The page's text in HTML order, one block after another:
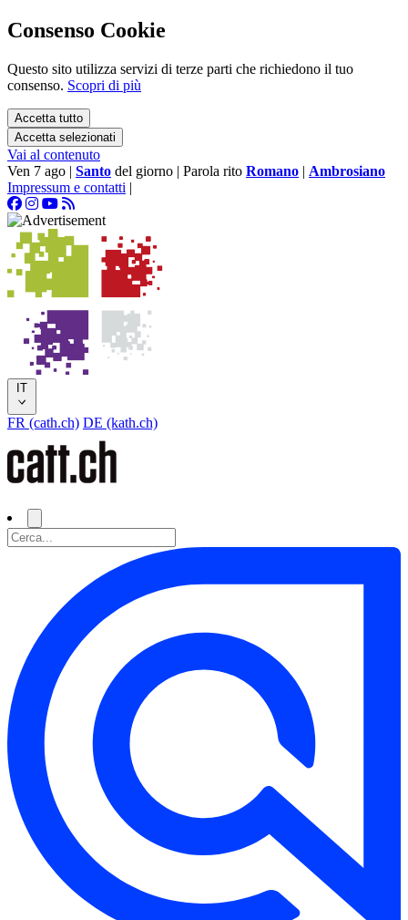
Consenso Cookie
Questo sito utilizza servizi di terze parti che richiedono il tuo
consenso. Scopri di più
Accetta tutto
Accetta selezionati
Vai al contenuto
Ven 7 ago | Santo del giorno | Parola rito Romano | Ambrosiano
Impressum e contatti |
IT
FR (cath.ch) DE (kath.ch)